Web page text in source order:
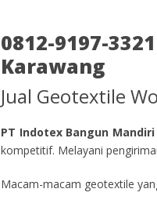
0812-9197-
Karawang
Jual Geotextile
PT Indotex Bangun Mandiri
kompetitif. Melayani
Macam-macam geotextile